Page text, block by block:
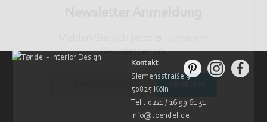
Kontakt
Siemensstraße 9
50825 Köln
Tel.: 0221 / 16 99 61 31
info@toendel.de
Newsletter an.